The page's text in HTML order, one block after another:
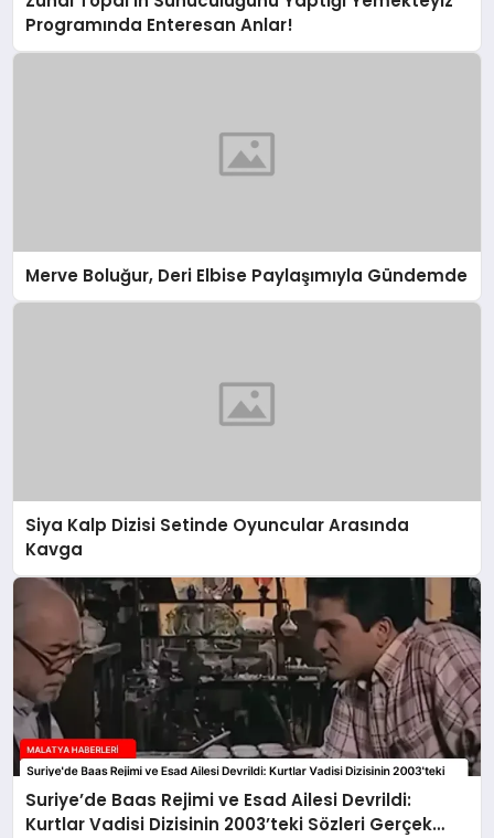
Programında Enteresan Anlar!
Merve Boluğur, Deri Elbise Paylaşımıyla Gündemde
Siya Kalp Dizisi Setinde Oyuncular Arasında
Kavga
Suriye’de Baas Rejimi ve Esad Ailesi Devrildi:
Kurtlar Vadisi Dizisinin 2003’teki Sözleri Gerçek